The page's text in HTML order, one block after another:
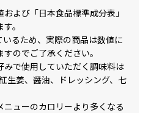
よび「日本食品標準成分表」
。
いるため、実際の商品は数値に
のでご了承ください。
みで使用していただく調味料は
生姜、醤油、ドレッシング、七
ニューのカロリーより多くなる